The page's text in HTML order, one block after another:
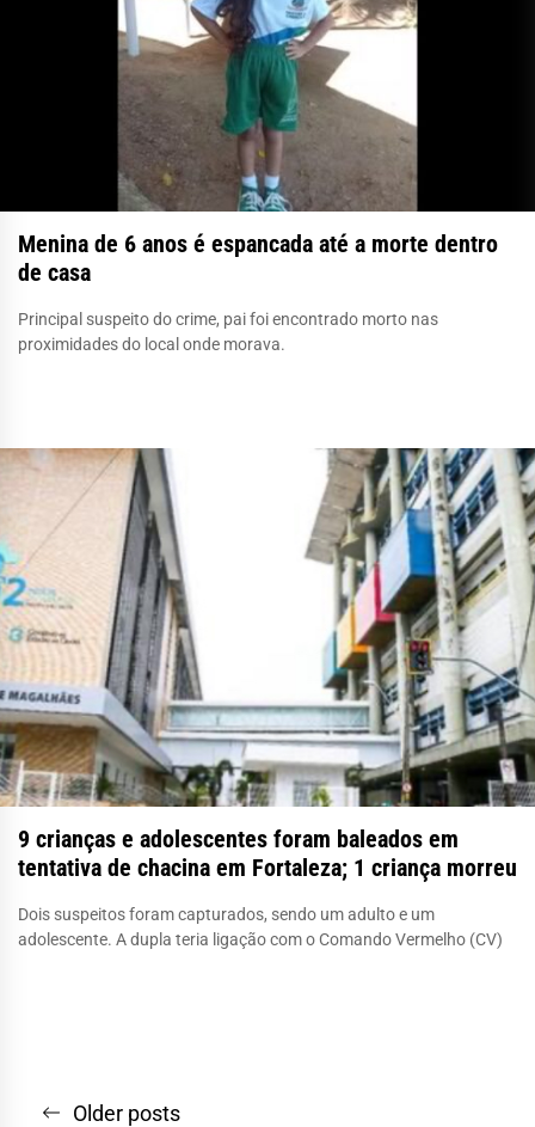
Menina de 6 anos é espancada até a morte dentro
de casa
Principal suspeito do crime, pai foi encontrado morto nas
proximidades do local onde morava.
9 crianças e adolescentes foram baleados em
tentativa de chacina em Fortaleza; 1 criança morreu
Dois suspeitos foram capturados, sendo um adulto e um
adolescente. A dupla teria ligação com o Comando Vermelho (CV)
Navegação
Older posts